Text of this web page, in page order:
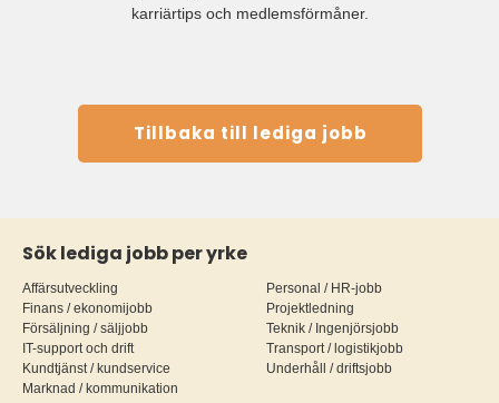
karriärtips och medlemsförmåner.
Tillbaka till lediga jobb
Sök lediga jobb per yrke
Affärsutveckling
Finans / ekonomijobb
Försäljning / säljjobb
IT-support och drift
Kundtjänst / kundservice
Marknad / kommunikation
Personal / HR-jobb
Projektledning
Teknik / Ingenjörsjobb
Transport / logistikjobb
Underhåll / driftsjobb